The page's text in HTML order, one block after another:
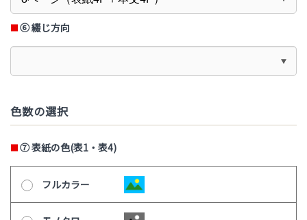
⑥ 綴じ方向
色数の選択
⑦ 表紙の色(表1・表4)
フルカラー